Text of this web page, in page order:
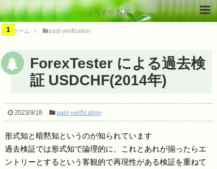
よろずや 投資
ホーム past-verification
ForexTester による過去検
証 USDCHF(2014年)
2023/9/18 past-verification
形式知と暗黙知というのが知られています
過去検証では形式知で論理的に、これとあれが揃ったらエ
ントリーとするという客観的で再現性がある検証を重ねて